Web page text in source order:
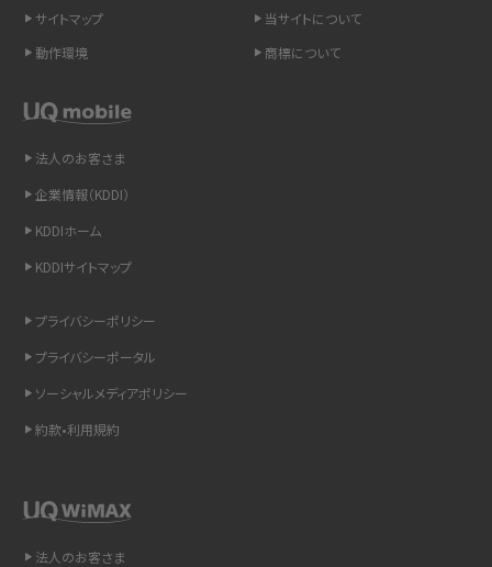
スマホのネット通信速度が遅い原因は？すぐできる対処法や見直すポイントを解
を解説
LINEの引き継ぎ方法は？対象データや事前準備・条件・注意点などを解説
非通知設定とは？184で電話をかける方法やiPhone・Androidの設定を解説
iCloudの使用容量を減らす9つの方法！使用状況の確認手順も紹介
リプライ機能とは？LINE、X（旧Twitter）、Instagram、TikTokで送る方法を解説
サイトマップ
当サイトについて
動作環境
商標について
法人のお客さま
企業情報（KDDI）
KDDIホーム
KDDIサイトマップ
プライバシーポリシー
プライバシーポータル
ソーシャルメディアポリシー
約款•利用規約
法人のお客さま